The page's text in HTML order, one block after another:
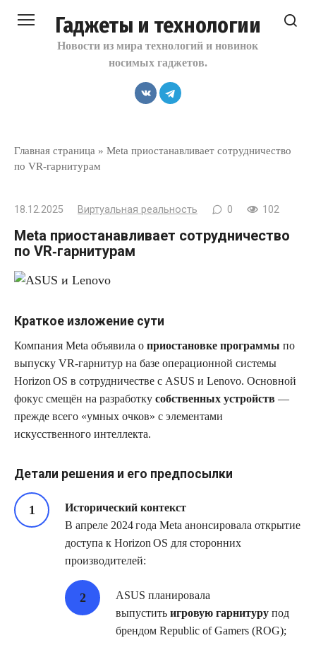
Гаджеты и технологии
Новости из мира технологий и новинок
носимых гаджетов.
Главная страница » Meta приостанавливает сотрудничество
по VR‑гарнитурам
18.12.2025 Виртуальная реальность 0 102
Meta приостанавливает сотрудничество
по VR‑гарнитурам
Краткое изложение сути
Компания Meta объявила о приостановке программы по
выпуску VR‑гарнитур на базе операционной системы
Horizon OS в сотрудничестве с ASUS и Lenovo. Основной
фокус смещён на разработку собственных устройств —
прежде всего «умных очков» с элементами
искусственного интеллекта.
Детали решения и его предпосылки
Исторический контекст
В апреле 2024 года Meta анонсировала открытие
доступа к Horizon OS для сторонних
производителей:
ASUS планировала
выпустить игровую гарнитуру под
брендом Republic of Gamers (ROG);